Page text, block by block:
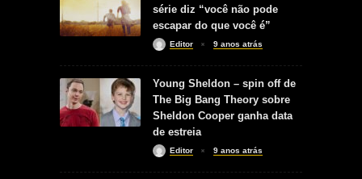
série diz “você não pode
escapar do que você é”
Editor 9 anos atrás
Young Sheldon – spin off de
The Big Bang Theory sobre
Sheldon Cooper ganha data
de estreia
Editor 9 anos atrás